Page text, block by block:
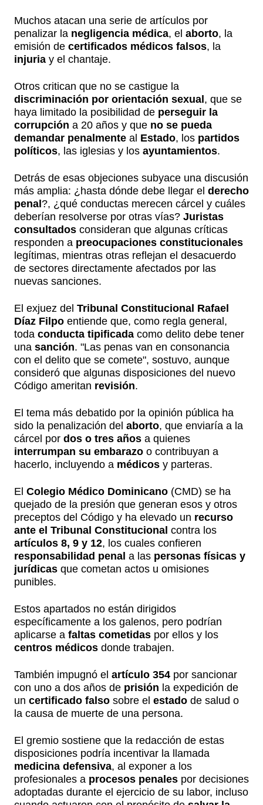
Muchos atacan una serie de artículos por
penalizar la negligencia médica, el aborto, la
emisión de certificados médicos falsos, la
injuria y el chantaje.
Otros critican que no se castigue la
discriminación por orientación sexual, que se
haya limitado la posibilidad de perseguir la
corrupción a 20 años y que no se pueda
demandar penalmente al Estado, los partidos
políticos, las iglesias y los ayuntamientos.
Detrás de esas objeciones subyace una discusión
más amplia: ¿hasta dónde debe llegar el derecho
penal?, ¿qué conductas merecen cárcel y cuáles
deberían resolverse por otras vías? Juristas
consultados consideran que algunas críticas
responden a preocupaciones constitucionales
legítimas, mientras otras reflejan el desacuerdo
de sectores directamente afectados por las
nuevas sanciones.
El exjuez del Tribunal Constitucional Rafael
Díaz Filpo entiende que, como regla general,
toda conducta tipificada como delito debe tener
una sanción. "Las penas van en consonancia
con el delito que se comete", sostuvo, aunque
consideró que algunas disposiciones del nuevo
Código ameritan revisión.
El tema más debatido por la opinión pública ha
sido la penalización del aborto, que enviaría a la
cárcel por dos o tres años a quienes
interrumpan su embarazo o contribuyan a
hacerlo, incluyendo a médicos y parteras.
El Colegio Médico Dominicano (CMD) se ha
quejado de la presión que generan esos y otros
preceptos del Código y ha elevado un recurso
ante el Tribunal Constitucional contra los
artículos 8, 9 y 12, los cuales confieren
responsabilidad penal a las personas físicas y
jurídicas que cometan actos u omisiones
punibles.
Estos apartados no están dirigidos
específicamente a los galenos, pero podrían
aplicarse a faltas cometidas por ellos y los
centros médicos donde trabajen.
También impugnó el artículo 354 por sancionar
con uno a dos años de prisión la expedición de
un certificado falso sobre el estado de salud o
la causa de muerte de una persona.
El gremio sostiene que la redacción de estas
disposiciones podría incentivar la llamada
medicina defensiva, al exponer a los
profesionales a procesos penales por decisiones
adoptadas durante el ejercicio de su labor, incluso